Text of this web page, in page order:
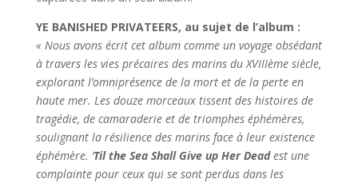
YE BANISHED PRIVATEERS, au sujet de l’album :
« Nous avons écrit cet album comme un voyage obsédant
à travers les vies précaires des marins du XVIIIème siècle,
explorant l’omniprésence de la mort et de la perte en
haute mer. Les douze morceaux tissent des histoires de
tragédie, de camaraderie et de triomphes éphémères,
soulignant la résilience des marins face à leur existence
éphémère. ‘Til the Sea Shall Give up Her Dead est une
complainte pour ceux qui se sont perdus dans les